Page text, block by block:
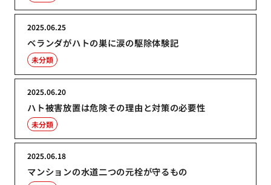
ベランダがハトの巣に涙の駆除体験記
2025.06.25
未分類
ハト被害放置は危険その理由と対策の必要性
2025.06.20
未分類
マンションの水道二つの元栓が守るもの
2025.06.18